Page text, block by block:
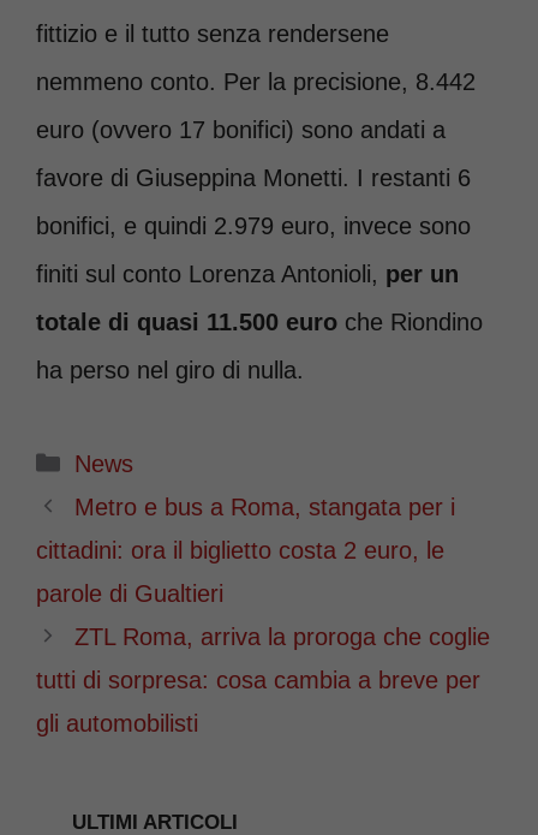
fittizio e il tutto senza rendersene
nemmeno conto. Per la precisione, 8.442
euro (ovvero 17 bonifici) sono andati a
favore di Giuseppina Monetti. I restanti 6
bonifici, e quindi 2.979 euro, invece sono
finiti sul conto Lorenza Antonioli, per un
totale di quasi 11.500 euro che Riondino
ha perso nel giro di nulla.
Categorie
News
Metro e bus a Roma, stangata per i
cittadini: ora il biglietto costa 2 euro, le
parole di Gualtieri
ZTL Roma, arriva la proroga che coglie
tutti di sorpresa: cosa cambia a breve per
gli automobilisti
ULTIMI ARTICOLI